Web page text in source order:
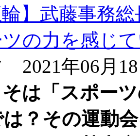
輪】武藤事務
ツの力を感じ
2021年06月
は「スポー
？その運動